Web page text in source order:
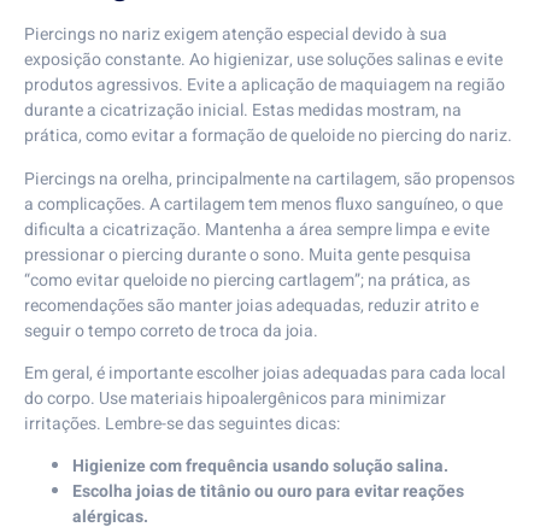
Piercings no nariz exigem atenção especial devido à sua
exposição constante. Ao higienizar, use soluções salinas e evite
produtos agressivos. Evite a aplicação de maquiagem na região
durante a cicatrização inicial. Estas medidas mostram, na
prática, como evitar a formação de queloide no piercing do nariz.
Piercings na orelha, principalmente na cartilagem, são propensos
a complicações. A cartilagem tem menos fluxo sanguíneo, o que
dificulta a cicatrização. Mantenha a área sempre limpa e evite
pressionar o piercing durante o sono. Muita gente pesquisa
“como evitar queloide no piercing cartlagem”; na prática, as
recomendações são manter joias adequadas, reduzir atrito e
seguir o tempo correto de troca da joia.
Em geral, é importante escolher joias adequadas para cada local
do corpo. Use materiais hipoalergênicos para minimizar
irritações. Lembre-se das seguintes dicas:
Higienize com frequência usando solução salina.
Escolha joias de titânio ou ouro para evitar reações
alérgicas.